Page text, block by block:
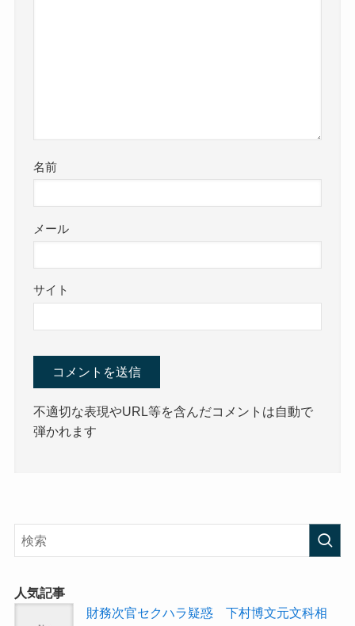
名前
メール
サイト
不適切な表現やURL等を含んだコメントは自動で
弾かれます
人気記事
財務次官セクハラ疑惑 下村博文元文科相